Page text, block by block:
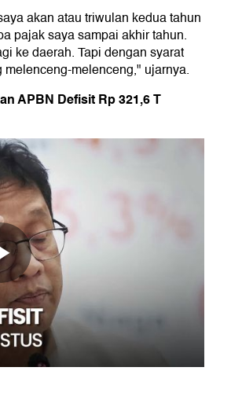
akan atau triwulan kedua tahun
pajak saya sampai akhir tahun.
ke daerah. Tapi dengan syarat
melenceng," ujarnya.
APBN Defisit Rp 321,6 T